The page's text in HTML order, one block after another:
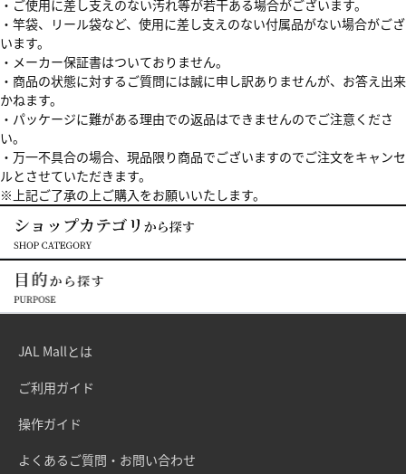
・ご使用に差し支えのない汚れ等が若干ある場合がございます。
・竿袋、リール袋など、使用に差し支えのない付属品がない場合がござ
います。
・メーカー保証書はついておりません。
・商品の状態に対するご質問には誠に申し訳ありませんが、お答え出来
かねます。
・パッケージに難がある理由での返品はできませんのでご注意くださ
い。
・万一不具合の場合、現品限り商品でございますのでご注文をキャンセ
ルとさせていただきます。
※上記ご了承の上ご購入をお願いいたします。
JAL Mallとは
ご利用ガイド
操作ガイド
よくあるご質問・お問い合わせ